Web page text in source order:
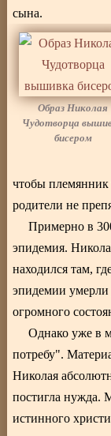
сына.
Образ Николая
Чудотворца
бисером
чтобы
родители не
Примерно в
эпидемия.
находился там,
эпидемии умерли
огромного
Однако уже в
потребу".
Николая
постигла нужда.
истинного